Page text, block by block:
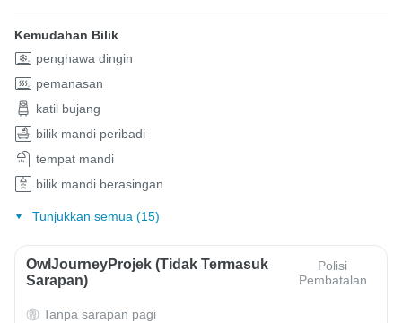
Kemudahan Bilik
penghawa dingin
pemanasan
katil bujang
bilik mandi peribadi
tempat mandi
bilik mandi berasingan
Tunjukkan semua (15)
OwlJourneyProjek (Tidak Termasuk
Sarapan)
Polisi
Pembatalan
Tanpa sarapan pagi